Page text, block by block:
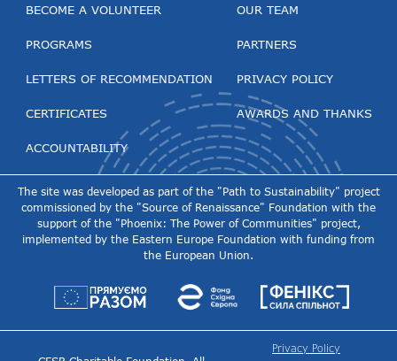
BECOME A VOLUNTEER
PROGRAMS
LETTERS OF RECOMMENDATION
CERTIFICATES
ACCOUNTABILITY
OUR TEAM
PARTNERS
PRIVACY POLICY
AWARDS AND THANKS
The site was developed as part of the "Path to Sustainability" project
commissioned by the "Source of Renaissance" Foundation with the
support of the "Phoenix: The Power of Communities" project,
implemented by the Eastern Europe Foundation with funding from
the European Union.
Privacy Policy